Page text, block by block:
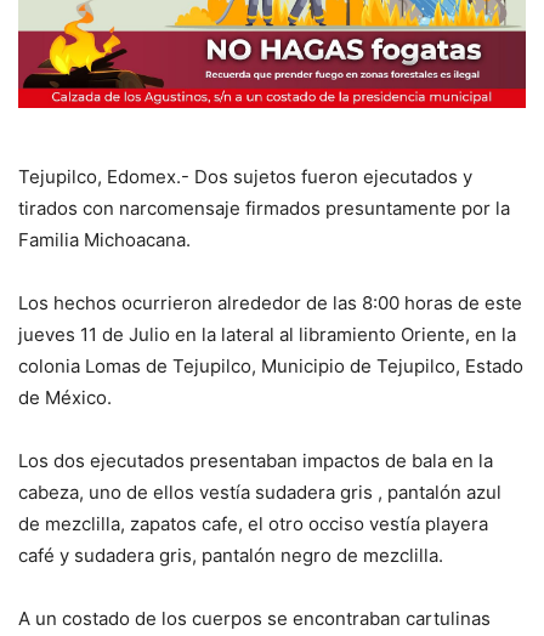
Tejupilco, Edomex.- Dos sujetos fueron ejecutados y
tirados con narcomensaje firmados presuntamente por la
Familia Michoacana.
Los hechos ocurrieron alrededor de las 8:00 horas de este
jueves 11 de Julio en la lateral al libramiento Oriente, en la
colonia Lomas de Tejupilco, Municipio de Tejupilco, Estado
de México.
Los dos ejecutados presentaban impactos de bala en la
cabeza, uno de ellos vestía sudadera gris , pantalón azul
de mezclilla, zapatos cafe, el otro occiso vestía playera
café y sudadera gris, pantalón negro de mezclilla.
A un costado de los cuerpos se encontraban cartulinas